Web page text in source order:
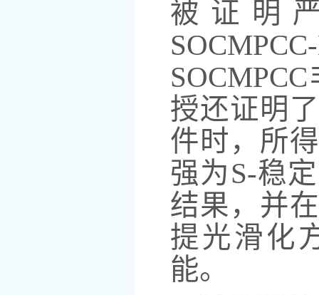
被证明
授还证明
件时，所
强为S-稳
结果，并
提光滑化
能。